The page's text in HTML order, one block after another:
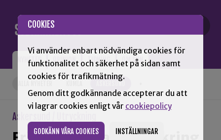
COOKIES
Vi använder enbart nödvändiga cookies för
funktionalitet och säkerhet på sidan samt
cookies för trafikmätning.
Genom ditt godkännande accepterar du att
vi lagrar cookies enligt vår cookiepolicy
GODKÄNN VÅRA COOKIES INSTÄLLNINGAR
NYHETER OPINION TIDNING OM SNN
ASKERSUND
Askersund / Utryckning